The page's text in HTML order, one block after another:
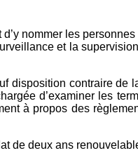
nommer les
et la
disposition contraire de
d’examiner les
à propos des
de deux ans